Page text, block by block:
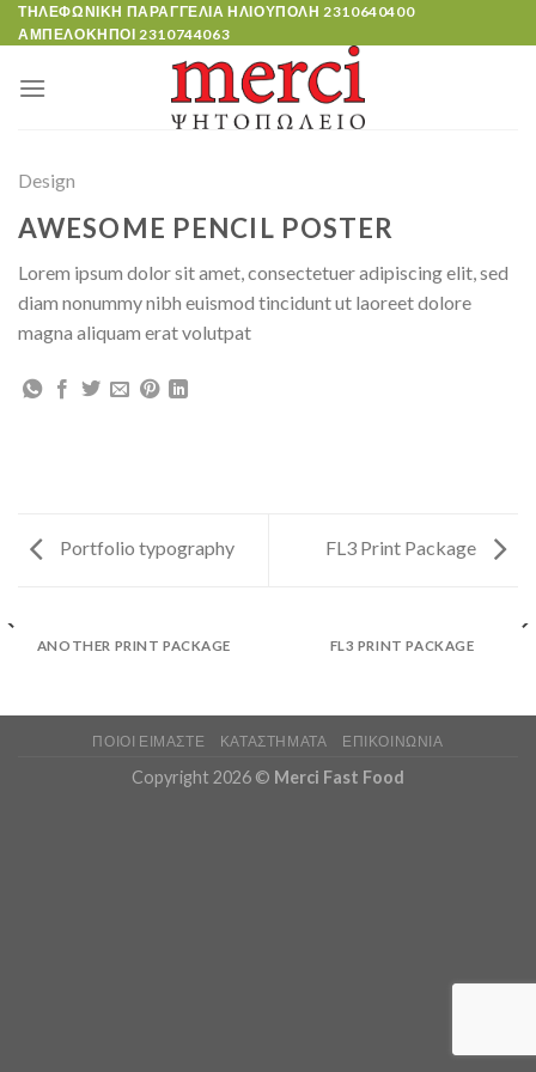
Skip
to
ΤΗΛΕΦΩΝΙΚΗ ΠΑΡΑΓΓΕΛΙΑ ΗΛΙΟΥΠΟΛΗ2310640400
ΑΜΠΕΛΟΚΗΠΟΙ2310744063
Design
AWESOME PENCIL POSTER
Lorem ipsum dolor sit amet, consectetuer adipiscing elit, sed
diam nonummy nibh euismod tincidunt ut laoreet dolore
magna aliquam erat volutpat
Portfolio typography FL3 Print Package
ANOTHER PRINT PACKAGE FL3 PRINT PACKAGE
ΠΟΙΟΙ ΕΙΜΑΣΤΕ ΚΑΤΑΣΤΉΜΑΤΑ ΕΠΙΚΟΙΝΩΝΊΑ
Copyright 2026 © Merci Fast Food